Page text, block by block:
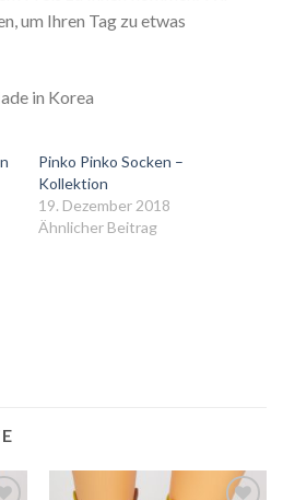
um Ihren Tag zu etwas
in Korea
Pinko Pinko Socken –
Kollektion
19. Dezember 2018
Ähnlicher Beitrag